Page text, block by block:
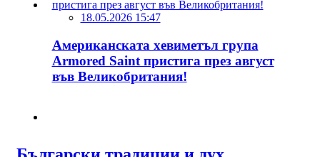
18.05.2026 15:47
Американската хевиметъл група
Armored Saint пристига през август
във Великобритания!